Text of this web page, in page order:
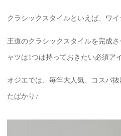
クラシックスタイルといえば、ワイ
王道のクラシックスタイルを完成
ャツは1つは持っておきたい必須ア
オジエでは、毎年大人気、コスパ
たばかり♪